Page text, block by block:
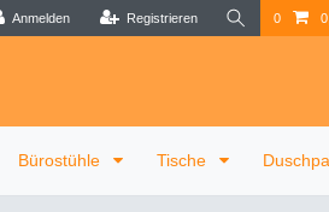
Anmelden Registrieren 0
Bürostühle Tische